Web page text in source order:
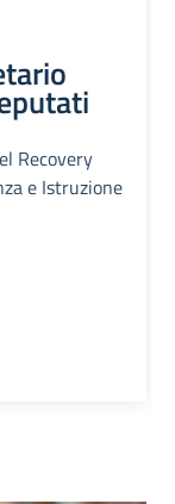
Recovery
e Istruzione